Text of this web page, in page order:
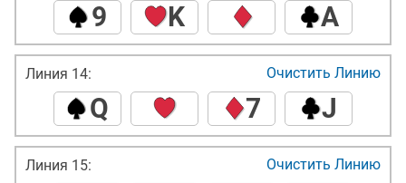
9 K A
Линия 14:
Q 7 J
Очистить Линию
Линия 15: Очистить Линию